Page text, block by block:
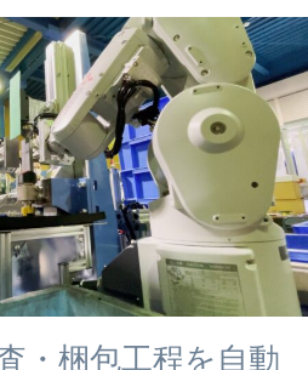
・梱包工程を自動